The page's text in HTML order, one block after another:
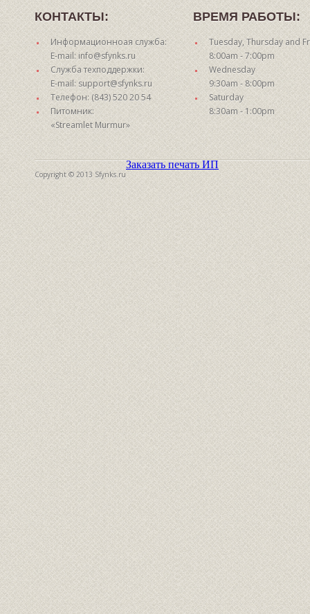
КОНТАКТЫ:
Информационноая служба:
E-mail: info@sfynks.ru
Служба техподдержки:
E-mail: support@sfynks.ru
Телефон: (843) 520 20 54
Питомник:
«Streamlet Murmur»
ВРЕМЯ РАБОТЫ:
Tuesday, Thursday and
8:00am - 7:00pm
Wednesday
9:30am - 8:00pm
Saturday
8:30am - 1:00pm
Copyright © 2013 Sfynks.ru
Заказать печать ИП